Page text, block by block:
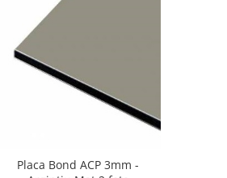
Placa Bond ACP 3mm -